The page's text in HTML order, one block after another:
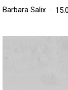
Barbara Salix